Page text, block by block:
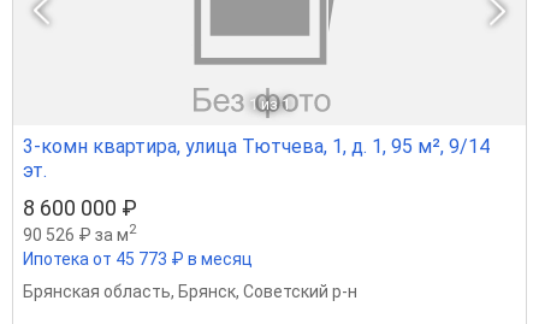
1 из 1
3-комн квартира, улица Тютчева, 1, д. 1, 95 м², 9/14
эт.
8 600 000 ₽
90 526 ₽ за м2
Ипотека от 45 773 ₽ в месяц
Брянская область, Брянск, Советский р-н